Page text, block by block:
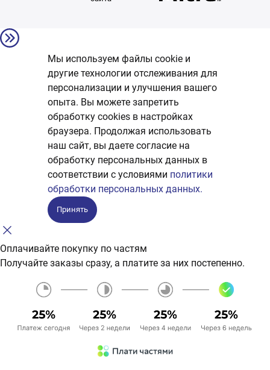
Мы используем файлы cookie и
другие технологии отслеживания для
персонализации и улучшения вашего
опыта. Вы можете запретить
обработку сookies в настройках
браузера. Продолжая использовать
наш сайт, вы даете согласие на
обработку персональных данных в
соответствии с условиями политики
обработки персональных данных.
Принять
Оплачивайте покупку по частям
Получайте заказы сразу, а платите за них постепенно.